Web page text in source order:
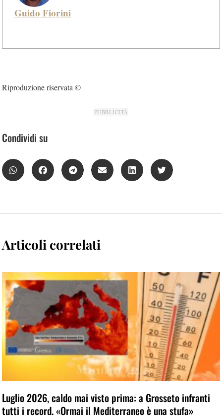
Guido Fiorini
Riproduzione riservata ©
PUBBLICITÀ
Condividi su
Articoli correlati
Luglio 2026, caldo mai visto prima: a Grosseto infranti
tutti i record. «Ormai il Mediterraneo è una stufa»